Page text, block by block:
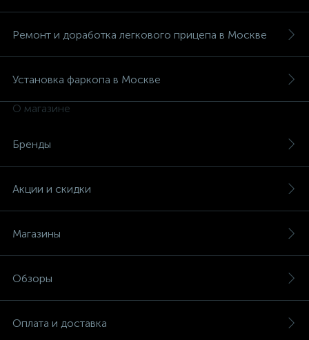
Ремонт и доработка легкового прицепа в Москве
Установка фаркопа в Москве
О магазине
Бренды
Акции и скидки
Магазины
Обзоры
Оплата и доставка